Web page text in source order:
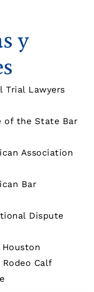
y
Trial Lawyers
of the State Bar
Association
Bar
Dispute
Calf